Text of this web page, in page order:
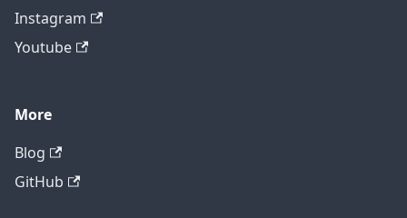
Instagram
Youtube
More
Blog
GitHub